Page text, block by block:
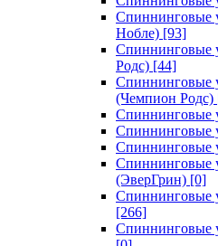
Спиннинговые
Нобле) [93]
Спиннинговые
Родс) [44]
Спиннинговые
(Чемпион Родс)
Спиннинговые
Спиннинговые
Спиннинговые
Спиннинговые
(ЭверГрин) [0]
Спиннинговые
[266]
Спиннинговые